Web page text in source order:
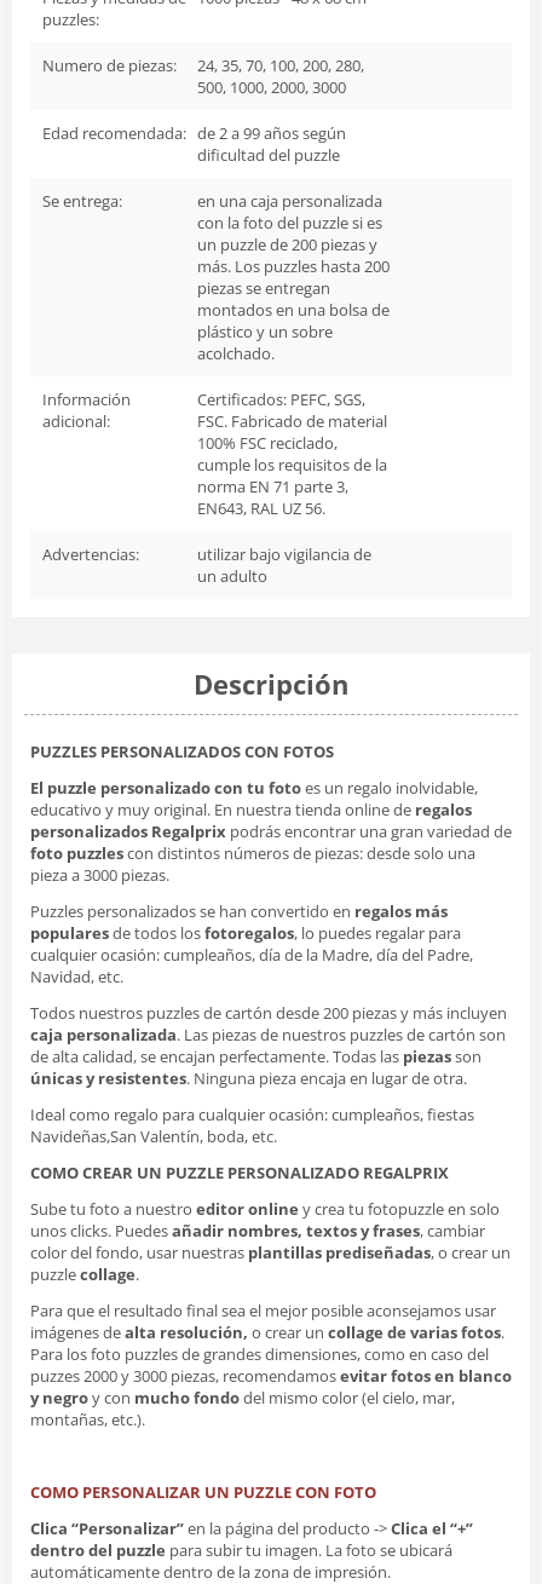
puzzles:
Numero de piezas:
24, 35, 70, 100, 200, 280,
500, 1000, 2000, 3000
Edad recomendada: de 2 a 99 años según
dificultad del puzzle
Se entrega:
en una caja personalizada
con la foto del puzzle si es
un puzzle de 200 piezas y
más. Los puzzles hasta 200
piezas se entregan
montados en una bolsa de
plástico y un sobre
acolchado.
Información
adicional:
Certificados: PEFC, SGS,
FSC. Fabricado de material
100% FSC reciclado,
cumple los requisitos de la
norma EN 71 parte 3,
EN643, RAL UZ 56.
Advertencias:
utilizar bajo vigilancia de
un adulto
Descripción
PUZZLES PERSONALIZADOS CON FOTOS
El puzzle personalizado con tu fotoes un regalo inolvidable,
educativo y muy original. En nuestra tienda online de regalos
personalizados Regalprix podrás encontrar una gran variedad de
foto puzzlescon distintos números de piezas: desde solo una
pieza a 3000 piezas.
Puzzles personalizados se han convertido en regalos más
popularesde todos losfotoregalos, lo puedes regalar para
cualquier ocasión: cumpleaños, día de la Madre, día del Padre,
Navidad, etc.
Todos nuestros puzzles de cartón desde 200 piezas y más incluyen
caja personalizada. Las piezas de nuestros puzzles de cartón son
de alta calidad, se encajan perfectamente. Todas las piezasson
únicas y resistentes. Ninguna pieza encaja en lugar de otra.
Ideal como regalo para cualquier ocasión: cumpleaños, fiestas
Navideñas,San Valentín, boda, etc.
COMO CREAR UN PUZZLE PERSONALIZADO REGALPRIX
Sube tu foto a nuestro editor online y crea tu fotopuzzle en solo
unos clicks. Puedesañadir nombres, textos y frases, cambiar
color del fondo, usar nuestras plantillas prediseñadas, o crear un
puzzlecollage.
Para que el resultado final sea el mejor posible aconsejamos usar
imágenes dealta resolución, o crear un collage de varias fotos.
Para los foto puzzles de grandes dimensiones, como en caso del
puzzes 2000 y 3000 piezas, recomendamosevitar fotos en blanco
y negroy con mucho fondodel mismo color (el cielo, mar,
montañas, etc.).
COMO PERSONALIZAR UN PUZZLE CON FOTO
Clica “Personalizar”en la página del producto ->Clica el “+”
dentro del puzzle para subir tu imagen. La foto se ubicará
automáticamente dentro de la zona de impresión.